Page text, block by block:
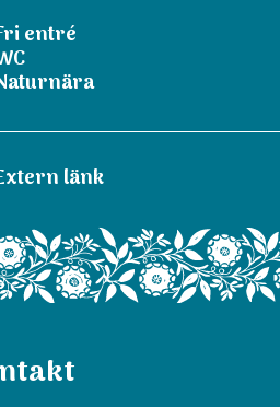
entré
länk